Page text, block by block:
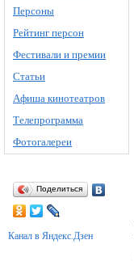
Персоны
Рейтинг персон
Фестивали и премии
Статьи
Афиша кинотеатров
Телепрограмма
Фотогалереи
Поделиться
Канал в Яндекс.Дзен